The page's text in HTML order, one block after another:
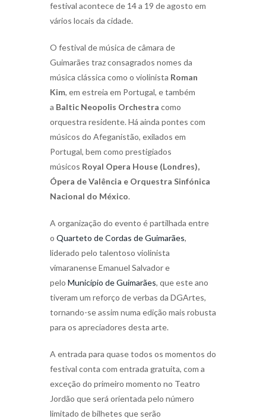
festival acontece de 14 a 19 de agosto em
vários locais da cidade.
O festival de música de câmara de
Guimarães traz consagrados nomes da
música clássica como o violinista Roman
Kim, em estreia em Portugal, e também
a Baltic Neopolis Orchestra como
orquestra residente. Há ainda pontes com
músicos do Afeganistão, exilados em
Portugal, bem como prestigiados
músicos Royal Opera House (Londres),
Ópera de Valência e Orquestra Sinfónica
Nacional do México.
A organização do evento é partilhada entre
o Quarteto de Cordas de Guimarães,
liderado pelo talentoso violinista
vimaranense Emanuel Salvador e
pelo Município de Guimarães, que este ano
tiveram um reforço de verbas da DGArtes,
tornando-se assim numa edição mais robusta
para os apreciadores desta arte.
A entrada para quase todos os momentos do
festival conta com entrada gratuita, com a
exceção do primeiro momento no Teatro
Jordão que será orientada pelo número
limitado de bilhetes que serão